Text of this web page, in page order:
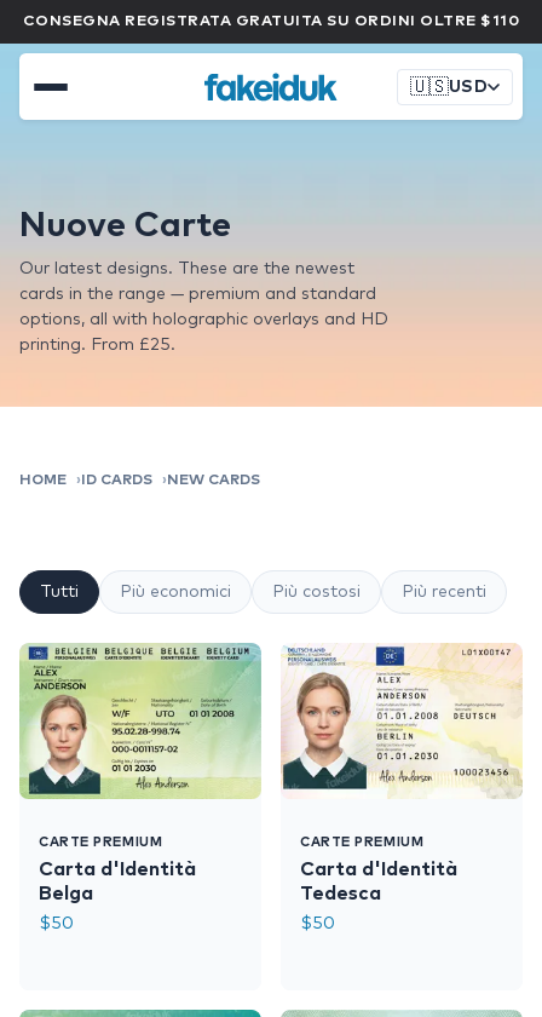
CONSEGNA REGISTRATA GRATUITA SU ORDINI OLTRE $110
🇺🇸USD
Nuove Carte
Our latest designs. These are the newest
cards in the range — premium and standard
options, all with holographic overlays and HD
printing. From £25.
HOME ID CARDS NEW CARDS
Tutti Più economici Più costosi Più recenti
CARTE PREMIUM
Carta d'Identità
Belga
$50
CARTE PREMIUM
Carta d'Identità
Tedesca
$50